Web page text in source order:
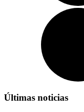
Últimas noticias